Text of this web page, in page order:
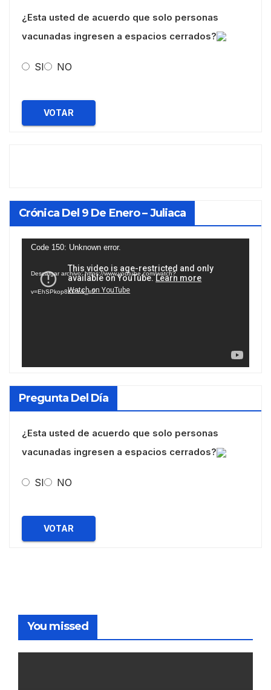
¿Esta usted de acuerdo que solo personas
vacunadas ingresen a espacios cerrados?
SI NO
VOTAR
Crónica Del 9 De Enero – Juliaca
Reproductor
vídeo
Code 150: Unknown error.
Descargar archivo: https://www.youtube.com/watch?
v=EhSPkop8KPY&_=2
Pregunta Del Día
¿Esta usted de acuerdo que solo personas
vacunadas ingresen a espacios cerrados?
SI NO
VOTAR
You missed